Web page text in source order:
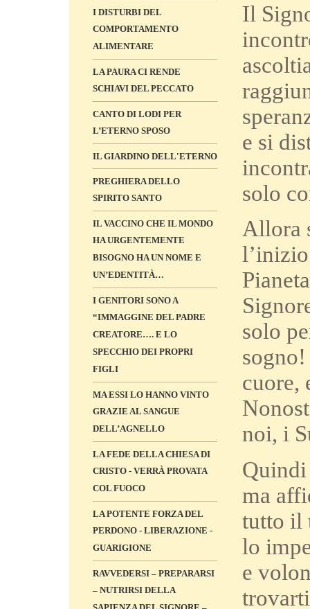
I DISTURBI DEL
COMPORTAMENTO
ALIMENTARE
LA PAURA CI RENDE
SCHIAVI DEL PECCATO
CANTO DI LODI PER
L’ETERNO SPOSO
IL GIARDINO DELL'ETERNO
PREGHIERA DELLO
SPIRITO SANTO
IL VACCINO CHE IL MONDO
HA URGENTEMENTE
BISOGNO HA UN NOME E
UN’EDENTITÀ…
I GENITORI SONO A
“IMMAGGINE DEL PADRE
CREATORE…. E LO
SPECCHIO DEI PROPRI
FIGLI
MA ESSI LO HANNO VINTO
GRAZIE AL SANGUE
DELL’AGNELLO
LA FEDE DELLA CHIESA DI
CRISTO - VERRÀ PROVATA
COL FUOCO
LA POTENTE FORZA DEL
PERDONO - LIBERAZIONE -
GUARIGIONE
RAVVEDERSI – PREPARARSI
– NUTRIRSI DELLA
Il
e si
solo
Allora
solo
cuore,
noi, i
Quindi
ma
tutto il
lo
e